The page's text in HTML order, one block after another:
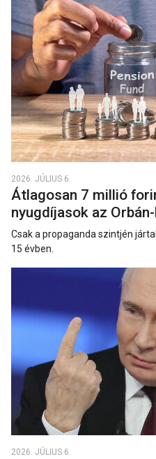
2026. JÚLIUS 6.
Átlagosan 7 millió
nyugdíjasok az
Csak a propaganda szintjén
15 évben.
2026. JÚLIUS 6.